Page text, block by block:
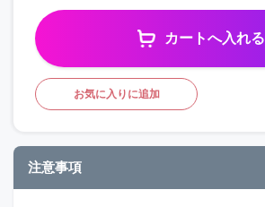
カートへ入れる
お気に入りに追加
注意事項